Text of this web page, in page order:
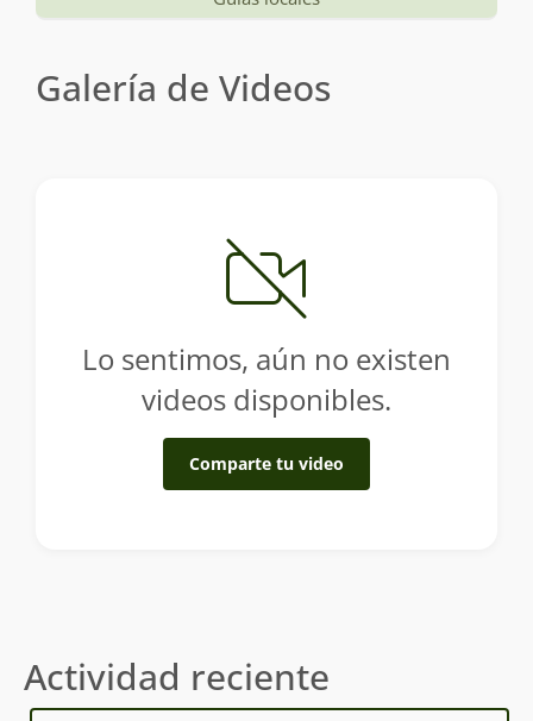
Galería de Videos
Lo sentimos, aún no existen
videos disponibles.
Comparte tu video
Actividad reciente